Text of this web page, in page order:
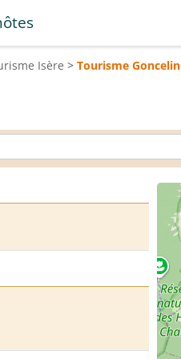
Isère > Tourisme Goncelin